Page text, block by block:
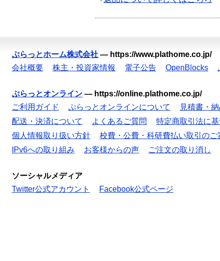
ぷらっとホーム株式会社 — https://www.plathome.co.jp/
会社概要
株主・投資家情報 電子公告 OpenBlocks
ぷらっとオンライン — https://online.plathome.co.jp/
ご利用ガイド
ぷらっとオンラインについて
見積書・
配送・決済について
よくあるご質問
特定商取引法に
個人情報取り扱い方針
校費・公費・科研費払い取引のご
IPv6への取り組み
お客様からの声 ご注文の取り消し
ソーシャルメディア
Twitter公式アカウント
Facebook公式ページ